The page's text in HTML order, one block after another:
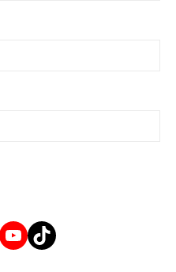
YouTube
TikTok